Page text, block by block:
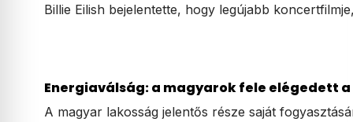
Billie Eilish bejelentette, hogy legújabb
Energiaválság: a magyarok fele elégedett
A magyar lakosság jelentős része saját